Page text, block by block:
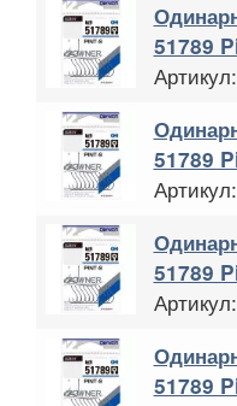
51789
Артикул:
51789
Артикул:
51789
Артикул:
51789